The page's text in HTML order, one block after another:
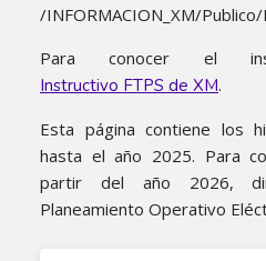
/INFORMACION_XM/
Para conocer el
Instructivo FTPS de XM.
Esta página contiene los
hasta el año 2025. Para
partir del año 2026,
Planeamiento Operativo